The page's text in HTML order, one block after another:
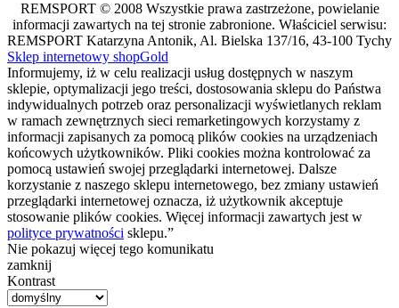
REMSPORT © 2008 Wszystkie prawa zastrzeżone, powielanie
informacji zawartych na tej stronie zabronione. Właściciel serwisu:
REMSPORT Katarzyna Antonik, Al. Bielska 137/16, 43-100 Tychy
Sklep internetowy shopGold
Informujemy, iż w celu realizacji usług dostępnych w naszym
sklepie, optymalizacji jego treści, dostosowania sklepu do Państwa
indywidualnych potrzeb oraz personalizacji wyświetlanych reklam
w ramach zewnętrznych sieci remarketingowych korzystamy z
informacji zapisanych za pomocą plików cookies na urządzeniach
końcowych użytkowników. Pliki cookies można kontrolować za
pomocą ustawień swojej przeglądarki internetowej. Dalsze
korzystanie z naszego sklepu internetowego, bez zmiany ustawień
przeglądarki internetowej oznacza, iż użytkownik akceptuje
stosowanie plików cookies. Więcej informacji zawartych jest w
polityce prywatności sklepu.”
Nie pokazuj więcej tego komunikatu
zamknij
Kontrast